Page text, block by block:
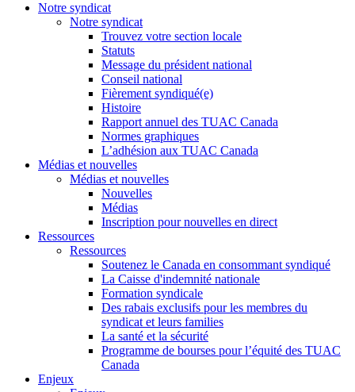
Notre syndicat
Notre syndicat
Trouvez votre section locale
Statuts
Message du président national
Conseil national
Fièrement syndiqué(e)
Histoire
Rapport annuel des TUAC Canada
Normes graphiques
L’adhésion aux TUAC Canada
Médias et nouvelles
Médias et nouvelles
Nouvelles
Médias
Inscription pour nouvelles en direct
Ressources
Ressources
Soutenez le Canada en consommant syndiqué
La Caisse d'indemnité nationale
Formation syndicale
Des rabais exclusifs pour les membres du
syndicat et leurs families
La santé et la sécurité
Programme de bourses pour l’équité des TUAC
Canada
Enjeux